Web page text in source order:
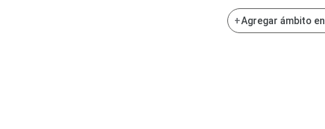
POLÍTICA +Agregar ámbito en